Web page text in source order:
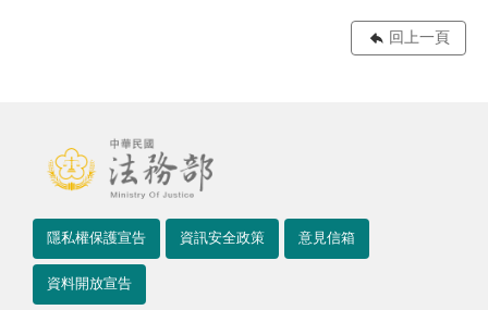
回上一頁
隱私權保護宣告 資訊安全政策 意見信箱
資料開放宣告